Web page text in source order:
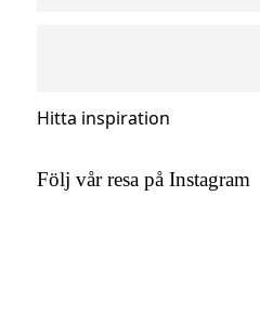
Hitta inspiration
Följ vår resa på Instagram